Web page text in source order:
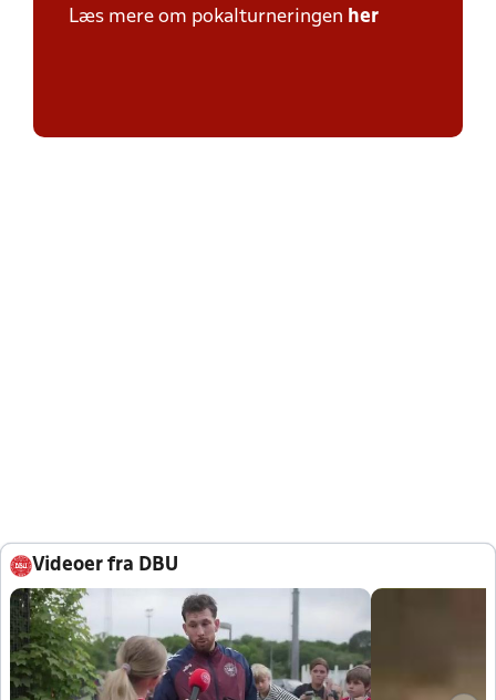
Læs mere om pokalturneringen her
Videoer fra DBU